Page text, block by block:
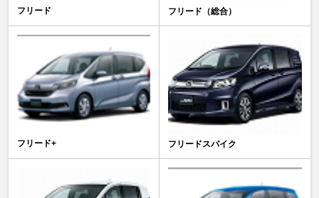
フリード フリード（総合）
フリード+ フリードスパイク